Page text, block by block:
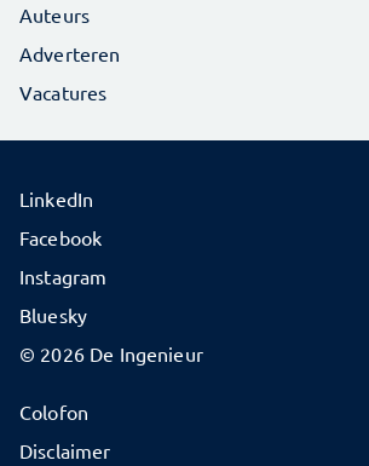
Auteurs
Adverteren
Vacatures
© 2026 De Ingenieur
Colofon
Disclaimer
LinkedIn
Facebook
Instagram
Bluesky